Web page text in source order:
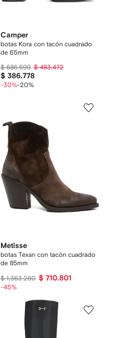
Camper
botas Kora con tacón cuadrado
de 65mm
$ 686.599 $ 483.472
$ 386.778
-30%-20%
Metisse
botas Texan con tacón cuadrado
de 85mm
$ 1.363.260 $ 710.801
-45%